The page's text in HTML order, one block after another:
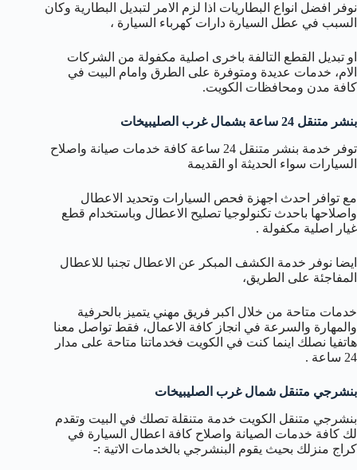
نوفر افضل انواع البطاريات اذا لزم الامر لتبديل البطارية وكان
السبب في عطل السيارة دارات كهرباء السيارة ،
او تبديل القطع التالفة باخرى اصلية مكفولة من الشركات
الام، خدمات عديدة ومتوفرة على الطرق وامام البيت في
كافة مدن ومحافظات الكويت.
بنشر متنقل 24 ساعة بشمال غرب الصليبيخات
توفر خدمة بنشر متنقل 24 ساعة كافة خدمات صيانة واصلاح
السيارات سواء الحديثة او القديمة
مع توافر احدث اجهزة فحص السيارات وتحديد الاعطال
واصلاحها باحدث تكنولوجيا تصليح الاعطال وباستخدام قطع
غيار اصلية مكفولة .
ايضا نوفر خدمة الكشف المبكر عن الاعطال تجنبا للاعطال
المفاجئة على الطريق،
خدمات متاحة من خلال اكبر فريق مهني يتميز بالحرفية
والمهارة والسرعة في انجاز كافة الاعمال، فقط تواصل معنا
هاتفيا نصلك اينما كنت في الكويت فخدماتنا متاحة على مدار
24 ساعة .
بنشرجي متنقل شمال غرب الصليبيخات
بنشرجي متنقل الكويت خدمة متنقلة تصلك في البيت وتقدم
لك كافة خدمات الصيانة واصلاح كافة اعطال السيارة في
كراج منزلك بحيث يقوم البنشرجي بالخدمات الاتية :-